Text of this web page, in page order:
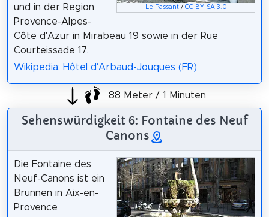
Le Passant/ CC BY-SA 3.0
und in der Region
Provence-Alpes-
Côte d'Azur in Mirabeau 19 sowie in der Rue
Courteissade 17.
Wikipedia: Hôtel d'Arbaud-Jouques (FR)
88 Meter / 1 Minuten
Sehenswürdigkeit 6: Fontaine des Neuf
Canons
Die Fontaine des
Neuf-Canons ist ein
Brunnen in Aix-en-
Provence